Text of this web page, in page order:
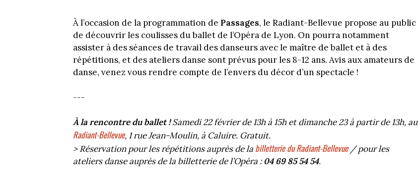
À l’occasion de la programmation de Passages, le Radiant-Bellevue propose au public
de découvrir les coulisses du ballet de l’Opéra de Lyon. On pourra notamment
assister à des séances de travail des danseurs avec le maître de ballet et à des
répétitions, et des ateliers danse sont prévus pour les 8-12 ans. Avis aux amateurs de
danse, venez vous rendre compte de l’envers du décor d’un spectacle !
---
À la rencontre du ballet !Samedi 22 février de 13h à 15h et dimanche 23 à partir de 13h, au
Radiant-Bellevue, 1 rue Jean-Moulin, à Caluire. Gratuit.
> Réservation pour les répétitions auprès de la billetterie du Radiant-Bellevue/ pour les
ateliers danse auprès de la billetterie de l’Opéra : 04 69 85 54 54.